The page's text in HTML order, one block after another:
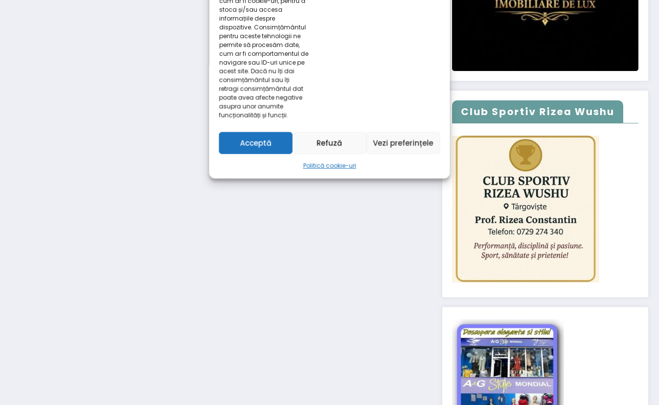
stoca și/sau accesa
informațiile despre
dispozitive. Consimțământul
pentru aceste tehnologii ne
permite să procesăm date,
cum ar fi comportamentul de
navigare sau ID-uri unice pe
acest site. Dacă nu îți dai
consimțământul sau îți
retragi consimțământul dat
poate avea afecte negative
asupra unor anumite
funcționalități și funcții.
Acceptă Refuză Vezi preferințele
Politică cookie-uri
Club Sportiv Rizea Wushu